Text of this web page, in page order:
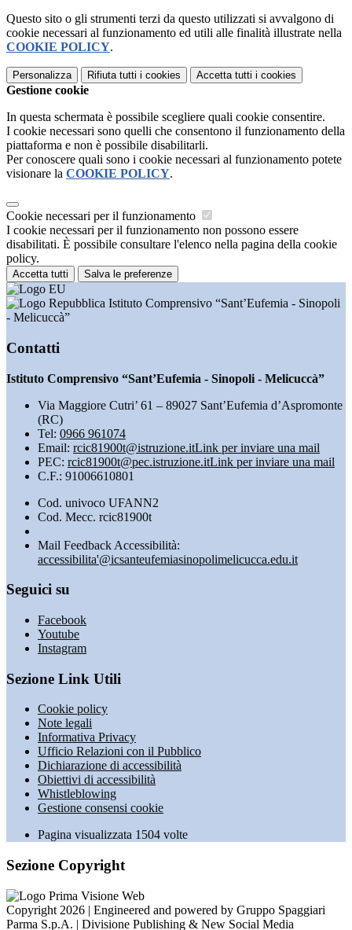
Questo sito o gli strumenti terzi da questo utilizzati si avvalgono di
cookie necessari al funzionamento ed utili alle finalità illustrate nella
COOKIE POLICY.
Personalizza Rifiuta tutti i cookies Accetta tutti i cookies
Gestione cookie
In questa schermata è possibile scegliere quali cookie consentire.
I cookie necessari sono quelli che consentono il funzionamento della
piattaforma e non è possibile disabilitarli.
Per conoscere quali sono i cookie necessari al funzionamento potete
visionare la COOKIE POLICY.
Cookie necessari per il funzionamento
I cookie necessari per il funzionamento non possono essere
disabilitati. È possibile consultare l'elenco nella pagina della cookie
policy.
Accetta tutti Salva le preferenze
Istituto Comprensivo “Sant’Eufemia - Sinopoli
- Melicuccà”
Contatti
Istituto Comprensivo “Sant’Eufemia - Sinopoli - Melicuccà”
Via Maggiore Cutri’ 61 – 89027 Sant’Eufemia d’Aspromonte
(RC)
Tel: 0966 961074
Email: rcic81900t@istruzione.itLink per inviare una mail
PEC: rcic81900t@pec.istruzione.itLink per inviare una mail
C.F.: 91006610801
Cod. univoco UFANN2
Cod. Mecc. rcic81900t
Mail Feedback Accessibilità:
accessibilita'@icsanteufemiasinopolimelicucca.edu.it
Seguici su
Facebook
Youtube
Instagram
Sezione Link Utili
Cookie policy
Note legali
Informativa Privacy
Ufficio Relazioni con il Pubblico
Dichiarazione di accessibilità
Obiettivi di accessibilità
Whistleblowing
Gestione consensi cookie
Pagina visualizzata 1504 volte
Sezione Copyright
Copyright 2026 | Engineered and powered by Gruppo Spaggiari
Parma S.p.A. | Divisione Publishing & New Social Media